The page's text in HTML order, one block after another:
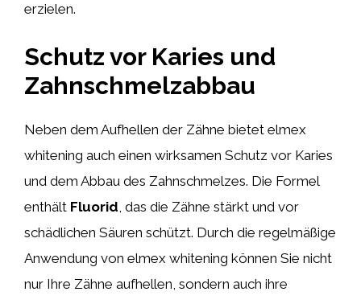
erzielen.
Schutz vor Karies und
Zahnschmelzabbau
Neben dem Aufhellen der Zähne bietet elmex
whitening auch einen wirksamen Schutz vor Karies
und dem Abbau des Zahnschmelzes. Die Formel
enthält Fluorid , das die Zähne stärkt und vor
schädlichen Säuren schützt. Durch die regelmäßige
Anwendung von elmex whitening können Sie nicht
nur Ihre Zähne aufhellen, sondern auch ihre